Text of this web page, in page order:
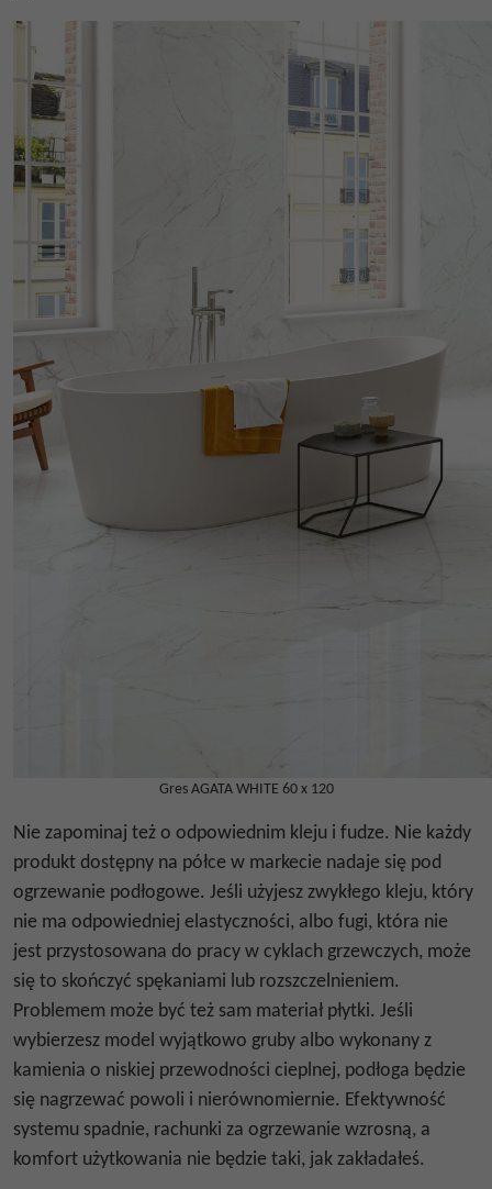
Gres AGATA WHITE 60 x 120
Nie zapominaj też o odpowiednim kleju i fudze. Nie każdy
produkt dostępny na półce w markecie nadaje się pod
ogrzewanie podłogowe. Jeśli użyjesz zwykłego kleju, który
nie ma odpowiedniej elastyczności, albo fugi, która nie
jest przystosowana do pracy w cyklach grzewczych, może
się to skończyć spękaniami lub rozszczelnieniem.
Problemem może być też sam materiał płytki. Jeśli
wybierzesz model wyjątkowo gruby albo wykonany z
kamienia o niskiej przewodności cieplnej, podłoga będzie
się nagrzewać powoli i nierównomiernie. Efektywność
systemu spadnie, rachunki za ogrzewanie wzrosną, a
komfort użytkowania nie będzie taki, jak zakładałeś.